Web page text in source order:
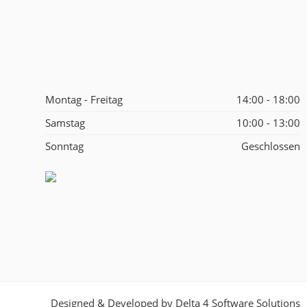
Montag - Freitag
14:00 - 18:00
Samstag
10:00 - 13:00
Sonntag
Geschlossen
Designed & Developed by Delta 4 Software Solutions